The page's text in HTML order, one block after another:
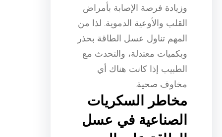
وزيادة فرصة الإصابة بأمراض
القلب والأوعية الدموية. لذا من
المهم تناول عسل الطاقة بحذر
وبكميات معتدلة، والتحدث مع
الطبيب إذا كانت هناك أي
مخاوف صحية.
مخاطر السكريات
الصناعية في عسل